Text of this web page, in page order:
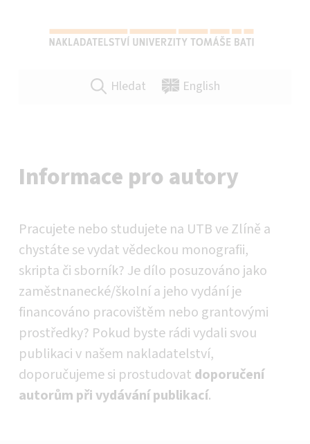
NAKLADATELSTVÍ UTB VE ZLÍNĚ
SPRÁVNÁ VOLBA PRO VAŠE PUBLIKACE A TISKOVINY VŠEHO DRUHU!
Hledat English
Informace pro autory
Pracujete nebo studujete na UTB ve Zlíně a
chystáte se vydat vědeckou monografii,
skripta či sborník? Je dílo posuzováno jako
zaměstnanecké/školní a jeho vydání je
financováno pracovištěm nebo grantovými
prostředky? Pokud byste rádi vydali svou
publikaci v našem nakladatelství,
doporučujeme si prostudovat doporučení
autorům při vydávání publikací.